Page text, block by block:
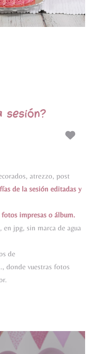
sesión?
atrezzo, post
de la sesión editadas y
impresas o álbum.
en jpg, sin marca de agua
de
donde vuestras fotos